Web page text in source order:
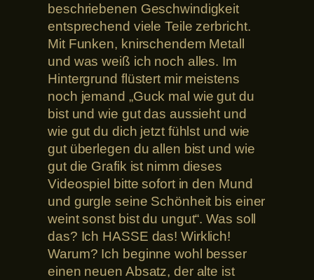
beschriebenen Geschwindigkeit
entsprechend viele Teile zerbricht.
Mit Funken, knirschendem Metall
und was weiß ich noch alles. Im
Hintergrund flüstert mir meistens
noch jemand „Guck mal wie gut du
bist und wie gut das aussieht und
wie gut du dich jetzt fühlst und wie
gut überlegen du allen bist und wie
gut die Grafik ist nimm dieses
Videospiel bitte sofort in den Mund
und gurgle seine Schönheit bis einer
weint sonst bist du ungut“. Was soll
das? Ich HASSE das! Wirklich!
Warum? Ich beginne wohl besser
einen neuen Absatz, der alte ist